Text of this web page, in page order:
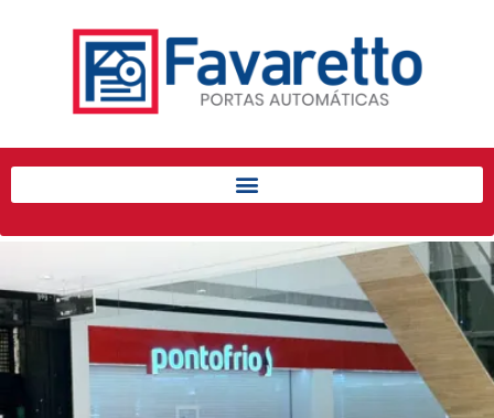
Porta de Enrolar Automática
Automatizadores
Acessórios Para Portas de